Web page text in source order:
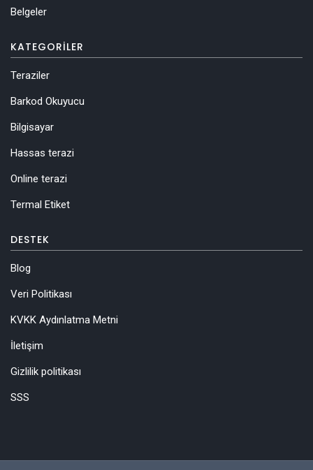
Belgeler
KATEGORILER
Teraziler
Barkod Okuyucu
Bilgisayar
Hassas terazi
Online terazi
Termal Etiket
DESTEK
Blog
Veri Politikası
KVKK Aydınlatma Metni
İletişim
Gizlilik politikası
SSS